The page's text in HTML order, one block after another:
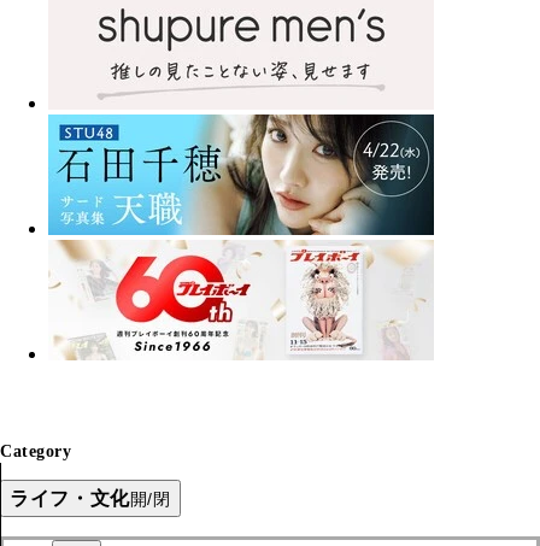
Category
ライフ・文化開/閉